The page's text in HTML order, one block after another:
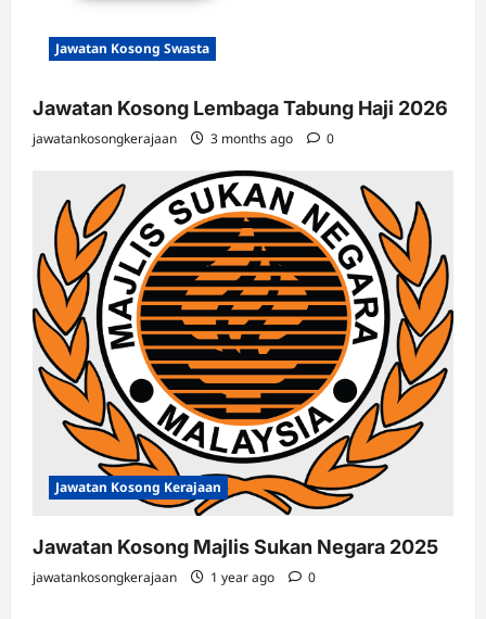
Jawatan Kosong Swasta
Jawatan Kosong Lembaga Tabung Haji 2026
jawatankosongkerajaan 3 months ago 0
Jawatan Kosong Kerajaan
Jawatan Kosong Majlis Sukan Negara 2025
jawatankosongkerajaan 1 year ago 0